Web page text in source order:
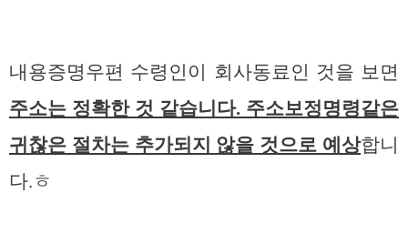
내용증명우편 수령인이 회사동료인 것을 보면
주소는 정확한 것 같습니다. 주소보정명령같은
귀찮은 절차는 추가되지 않을 것으로 예상합니
다.ㅎ